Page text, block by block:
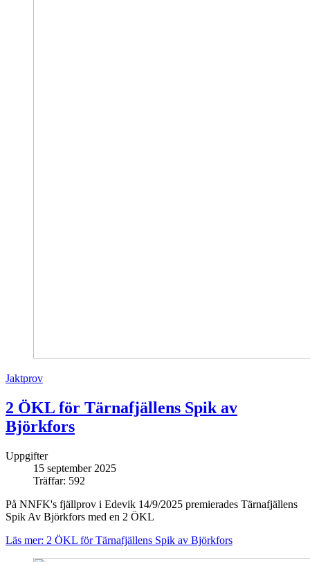
Jaktprov
2 ÖKL för Tärnafjällens Spik av
Björkfors
Uppgifter
15 september 2025
Träffar: 592
På NNFK's fjällprov i Edevik 14/9/2025 premierades Tärnafjällens
Spik Av Björkfors med en 2 ÖKL
Läs mer: 2 ÖKL för Tärnafjällens Spik av Björkfors